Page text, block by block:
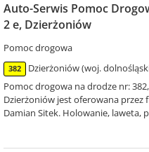
Auto-Serwis Pomoc
2 e, Dzierżoniów
Pomoc drogowa
382
Dzierżoniów (woj.
Pomoc drogowa na drodze nr:
Dzierżoniów jest oferowana
Damian Sitek. Holowanie, laweta,